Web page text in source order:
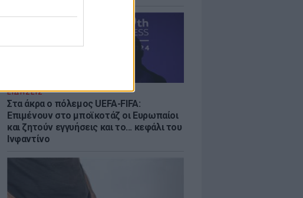
ΕΙΔΗΣΕΙΣ
Στα άκρα ο πόλεμος UEFA-FIFA:
Επιμένουν στο μποϊκοτάζ οι Ευρωπαίοι
και ζητούν εγγυήσεις και το... κεφάλι του
Ινφαντίνο